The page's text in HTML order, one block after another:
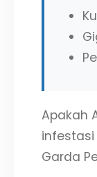
Apakah
infestasi
Garda